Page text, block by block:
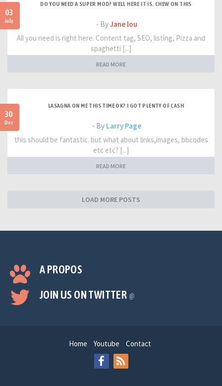
03
July
DO YOU NEED A SUPER MOD? WELL HERE IT IS. CHEW ON THIS
- ByJane lou
All you need is right here. Content tag, SEO, listing, Pizza and
spaghetti [...]
READ MORE
30
Dec
LASAGNA ON ME THIS TIME OK? I GOT PLENTY OF CASH
- By Larry Page
this should be fantastic. but what about links,images, bbcodes
etc etc? [...]
READ MORE
LOAD MORE POSTS
A PROPOS
JOIN US ON TWITTER @
Home Youtube Contact